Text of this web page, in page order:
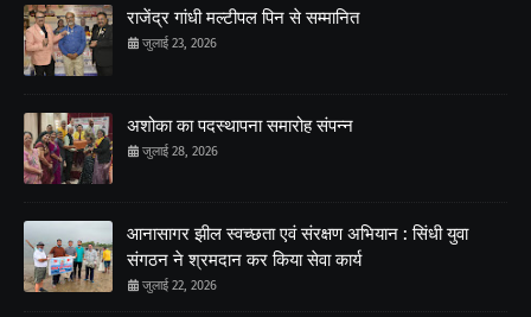
राजेंद्र गांधी मल्टीपल पिन से सम्मानित
जुलाई 23, 2026
अशोका का पदस्थापना समारोह संपन्न
जुलाई 28, 2026
आनासागर झील स्वच्छता एवं संरक्षण अभियान : सिंधी युवा
संगठन ने श्रमदान कर किया सेवा कार्य
जुलाई 22, 2026